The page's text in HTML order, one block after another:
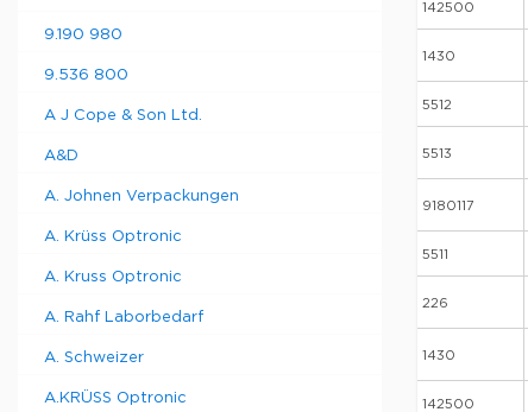
9.190 980
9.536 800
A J Cope & Son Ltd.
A&D
A. Johnen Verpackungen
A. Krüss Optronic
A. Kruss Optronic
A. Rahf Laborbedarf
A. Schweizer
A.KRÜSS Optronic
142500
1430
5512
5513
9180117
5511
226
1430
142500